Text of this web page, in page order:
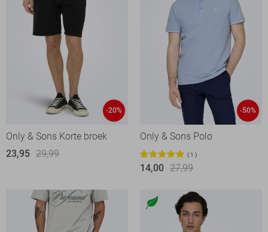
-20%
Only & Sons Korte broek
23,95 29,99
-50%
Only & Sons Polo
1
14,00 27,99